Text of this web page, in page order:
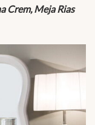
Crem, Meja Rias